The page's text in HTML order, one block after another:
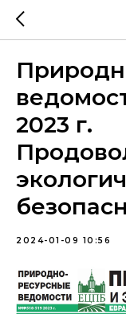
2023 г.
2024-01-09 10:56